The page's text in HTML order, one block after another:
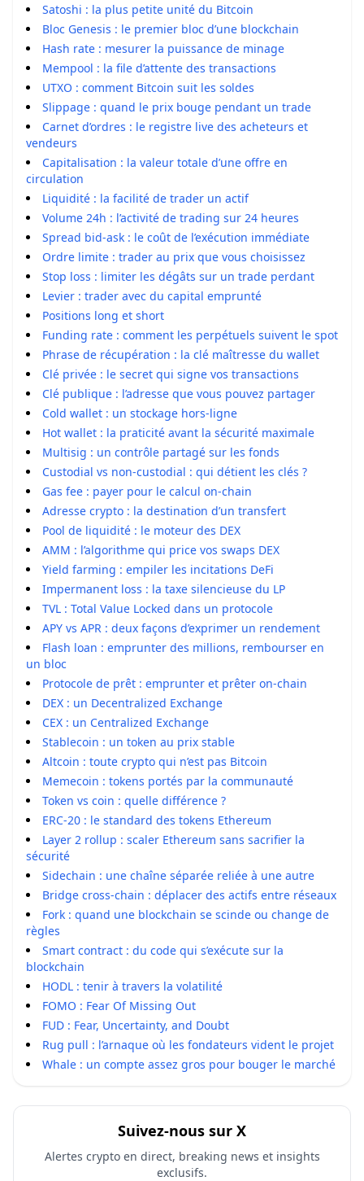
Satoshi : la plus petite unité du Bitcoin
Bloc Genesis : le premier bloc d’une blockchain
Hash rate : mesurer la puissance de minage
Mempool : la file d’attente des transactions
UTXO : comment Bitcoin suit les soldes
Slippage : quand le prix bouge pendant un trade
Carnet d’ordres : le registre live des acheteurs et
vendeurs
Capitalisation : la valeur totale d’une offre en
circulation
Liquidité : la facilité de trader un actif
Volume 24h : l’activité de trading sur 24 heures
Spread bid-ask : le coût de l’exécution immédiate
Ordre limite : trader au prix que vous choisissez
Stop loss : limiter les dégâts sur un trade perdant
Levier : trader avec du capital emprunté
Positions long et short
Funding rate : comment les perpétuels suivent le spot
Phrase de récupération : la clé maîtresse du wallet
Clé privée : le secret qui signe vos transactions
Clé publique : l’adresse que vous pouvez partager
Cold wallet : un stockage hors-ligne
Hot wallet : la praticité avant la sécurité maximale
Multisig : un contrôle partagé sur les fonds
Custodial vs non-custodial : qui détient les clés ?
Gas fee : payer pour le calcul on-chain
Adresse crypto : la destination d’un transfert
Pool de liquidité : le moteur des DEX
AMM : l’algorithme qui price vos swaps DEX
Yield farming : empiler les incitations DeFi
Impermanent loss : la taxe silencieuse du LP
TVL : Total Value Locked dans un protocole
APY vs APR : deux façons d’exprimer un rendement
Flash loan : emprunter des millions, rembourser en
un bloc
Protocole de prêt : emprunter et prêter on-chain
DEX : un Decentralized Exchange
CEX : un Centralized Exchange
Stablecoin : un token au prix stable
Altcoin : toute crypto qui n’est pas Bitcoin
Memecoin : tokens portés par la communauté
Token vs coin : quelle différence ?
ERC-20 : le standard des tokens Ethereum
Layer 2 rollup : scaler Ethereum sans sacrifier la
sécurité
Sidechain : une chaîne séparée reliée à une autre
Bridge cross-chain : déplacer des actifs entre réseaux
Fork : quand une blockchain se scinde ou change de
règles
Smart contract : du code qui s’exécute sur la
blockchain
HODL : tenir à travers la volatilité
FOMO : Fear Of Missing Out
FUD : Fear, Uncertainty, and Doubt
Rug pull : l’arnaque où les fondateurs vident le projet
Whale : un compte assez gros pour bouger le marché
Suivez-nous sur X
Alertes crypto en direct, breaking news et insights
exclusifs.